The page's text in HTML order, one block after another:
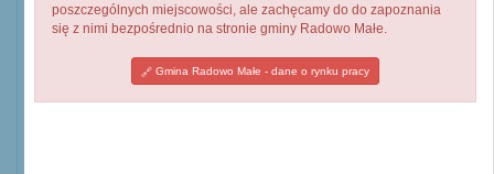
poszczególnych miejscowości, ale zachęcamy do do zapoznania
się z nimi bezpośrednio na stronie gminy Radowo Małe.
Gmina Radowo Małe - dane o rynku pracy